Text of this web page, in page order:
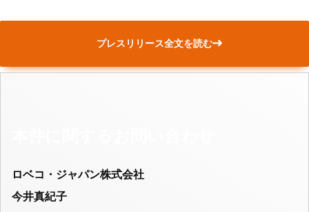
プレスリリース全文を読む
ロベコ・ジャパン株式会社
今井真紀子